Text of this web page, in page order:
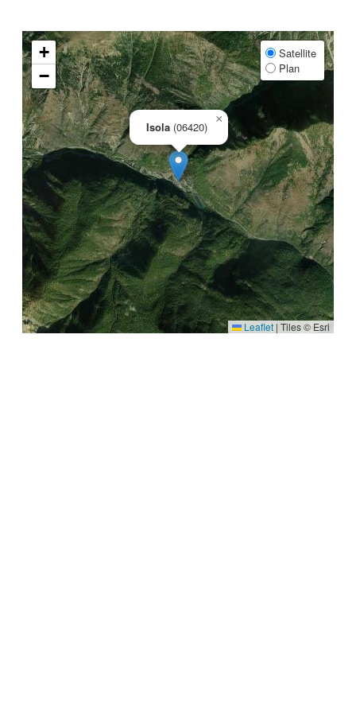
Isola (06420)
×
+
−
Satellite
Plan
Leaflet | Tiles © Esri